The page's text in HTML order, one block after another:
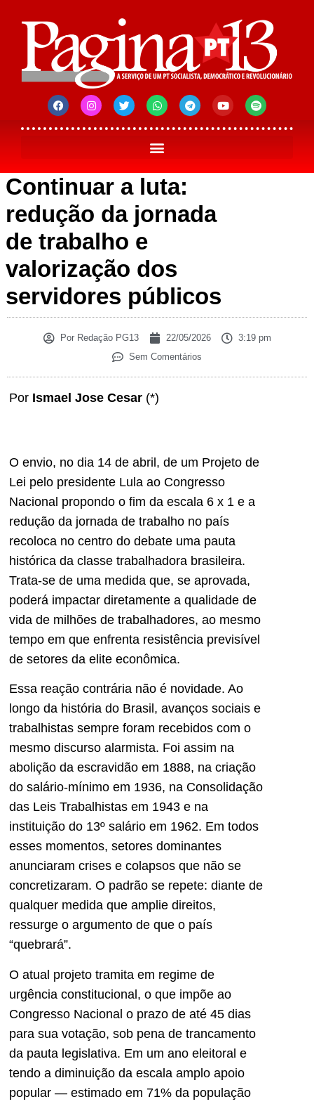
Continuar a luta:
redução da jornada
de trabalho e
valorização dos
servidores públicos
PorRedação PG13 22/05/2026
3:19 pm
Sem Comentários
Por Ismael Jose Cesar (*)
O envio, no dia 14 de abril, de um Projeto de
Lei pelo presidente Lula ao Congresso
Nacional propondo o fim da escala 6 x 1 e a
redução da jornada de trabalho no país
recoloca no centro do debate uma pauta
histórica da classe trabalhadora brasileira.
Trata-se de uma medida que, se aprovada,
poderá impactar diretamente a qualidade de
vida de milhões de trabalhadores, ao mesmo
tempo em que enfrenta resistência previsível
de setores da elite econômica.
Essa reação contrária não é novidade. Ao
longo da história do Brasil, avanços sociais e
trabalhistas sempre foram recebidos com o
mesmo discurso alarmista. Foi assim na
abolição da escravidão em 1888, na criação
do salário-mínimo em 1936, na Consolidação
das Leis Trabalhistas em 1943 e na
instituição do 13º salário em 1962. Em todos
esses momentos, setores dominantes
anunciaram crises e colapsos que não se
concretizaram. O padrão se repete: diante de
qualquer medida que amplie direitos,
ressurge o argumento de que o país
“quebrará”.
O atual projeto tramita em regime de
urgência constitucional, o que impõe ao
Congresso Nacional o prazo de até 45 dias
para sua votação, sob pena de trancamento
da pauta legislativa. Em um ano eleitoral e
tendo a diminuição da escala amplo apoio
popular — estimado em 71% da população